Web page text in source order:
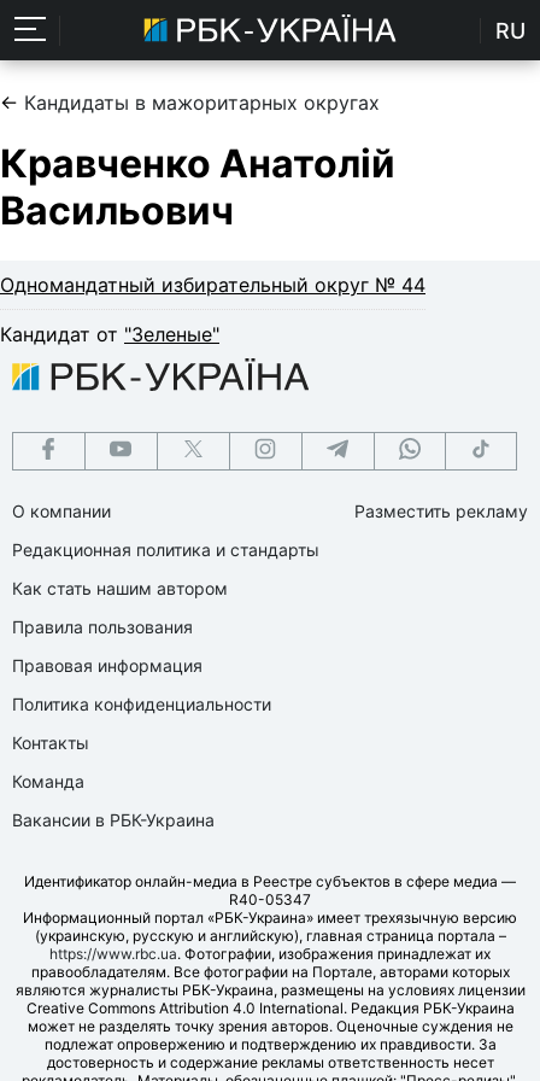
RU
← Кандидаты в мажоритарных округах
Кравченко Анатолій
Васильович
Одномандатный избирательный округ № 44
Кандидат от "Зеленые"
О компании
Редакционная политика и стандарты
Как стать нашим автором
Правила пользования
Правовая информация
Политика конфиденциальности
Контакты
Команда
Вакансии в РБК-Украина
Разместить рекламу
Идентификатор онлайн-медиа в Реестре субъектов в сфере медиа —
R40-05347
Информационный портал «РБК-Украина» имеет трехязычную версию
(украинскую, русскую и английскую), главная страница портала –
https://www.rbc.ua. Фотографии, изображения принадлежат их
правообладателям. Все фотографии на Портале, авторами которых
являются журналисты РБК-Украина, размещены на условиях лицензии
Creative Commons Attribution 4.0 International. Редакция РБК-Украина
может не разделять точку зрения авторов. Оценочные суждения не
подлежат опровержению и подтверждению их правдивости. За
достоверность и содержание рекламы ответственность несет